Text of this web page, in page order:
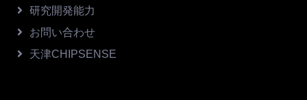
研究開発能力
お問い合わせ
天津CHIPSENSE